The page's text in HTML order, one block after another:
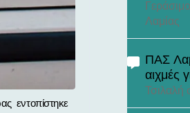
Λαμίας
ΠΑΣ
αιχμές